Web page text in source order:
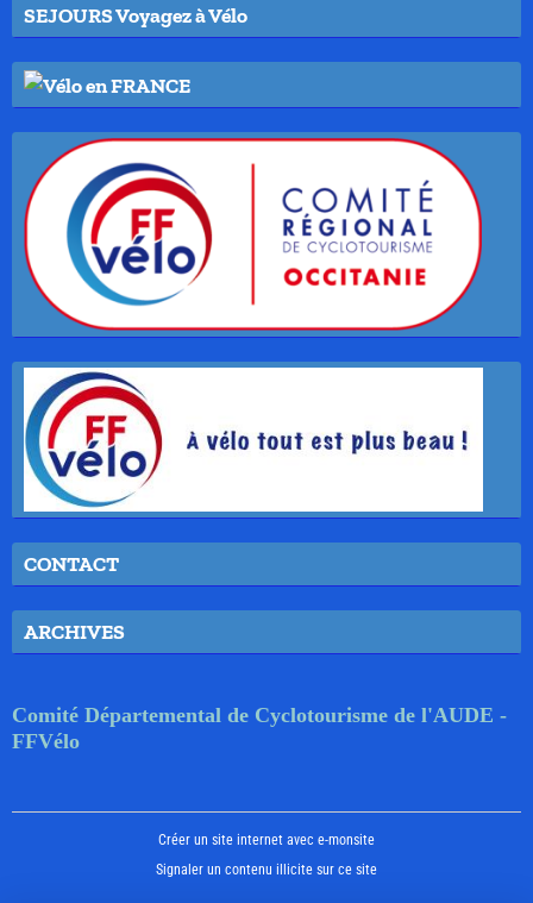
SEJOURS Voyagez à Vélo
CONTACT
ARCHIVES
Comité Départemental de Cyclotourisme de l'AUDE -
FFVélo
Créer un site internet avec e-monsite
Signaler un contenu illicite sur ce site